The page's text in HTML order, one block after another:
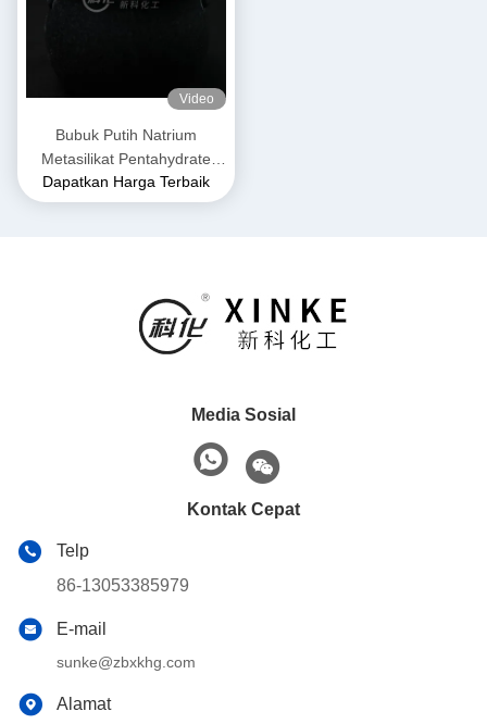
Video
Bubuk Putih Natrium
Metasilikat Pentahydrate
Tidak mudah terbakar dan
cocok untuk penyimpanan di
Dapatkan Harga Terbaik
Media Sosial
Kontak Cepat
Telp
86-13053385979
E-mail
sunke@zbxkhg.com
Alamat